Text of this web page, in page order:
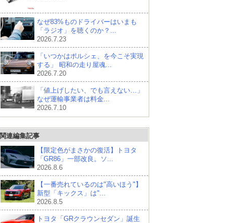
なぜ83%ものドライバーはいまも
「ラジオ」を聴くのか？...
2026.7.23
「いつかはポルシェ、を今こそ実現
する」 昭和の走り屋魂...
2026.7.20
「値上げしたい、でも言えない…」
なぜ運輸事業者は料金...
2026.7.10
関連編集記事
【限定色がまさかの復活】トヨタ
「GR86」一部改良。ソ...
2026.8.6
【一番売れているのは"高いほう"】
新型「キックス」は"...
2026.8.5
トヨタ「GRクラウンセダン」誕生